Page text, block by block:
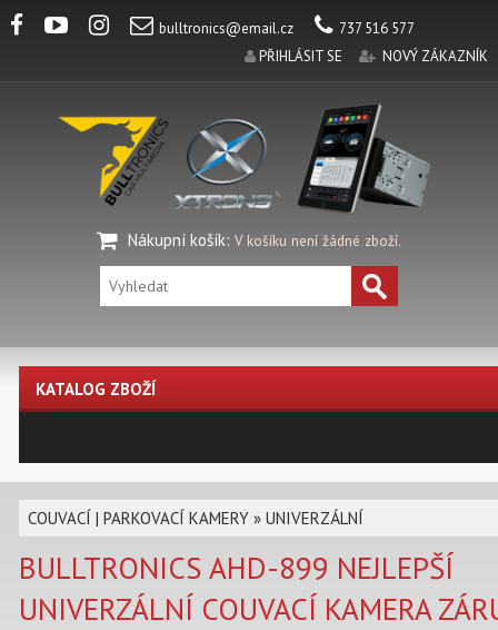
bulltronics@email.cz
737 516 577
PŘIHLÁSIT SE
NOVÝ ZÁKAZNÍK
Nákupní košík: V košíku není žádné zboží.
KATALOG ZBOŽÍ
COUVACÍ | PARKOVACÍ KAMERY» UNIVERZÁLNÍ
BULLTRONICS AHD-899 NEJLEPŠÍ
UNIVERZÁLNÍ COUVACÍ KAMERA